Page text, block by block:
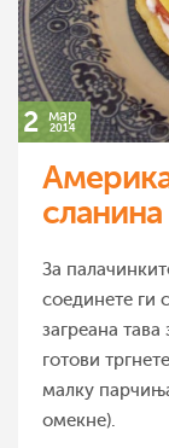
2 мар
2014
За
соединете ги
загреана
готови
малку
омекне).